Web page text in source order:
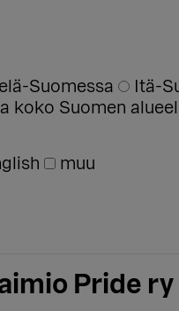
Suomessa Itä-
koko Suomen
muu
Pride ry